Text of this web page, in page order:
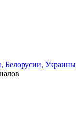
Белорусии, Украины